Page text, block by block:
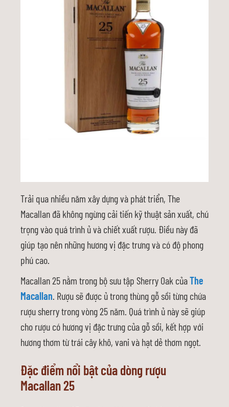
Trải qua nhiều năm xây dựng và phát triển, The
Macallan đã không ngừng cải tiến kỹ thuật sản xuất, chú
trọng vào quá trình ủ và chiết xuất rượu. Điều này đã
giúp tạo nên những hương vị đặc trưng và có độ phong
phú cao.
Macallan 25 nằm trong bộ sưu tập Sherry Oak củaThe
Macallan . Rượu sẽ được ủ trong thùng gỗ sồi từng chứa
rượu sherry trong vòng 25 năm. Quá trình ủ này sẽ giúp
cho rượu có hương vị đặc trưng của gỗ sồi, kết hợp với
hương thơm từ trái cây khô, vani và hạt dẻ thơm ngọt.
Đặc điểm nổi bật của dòng rượu
Macallan 25